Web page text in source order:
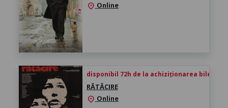
location_on Online
disponibil 72h de la achiziționarea biletului
RĂTĂCIRE
location_on Online